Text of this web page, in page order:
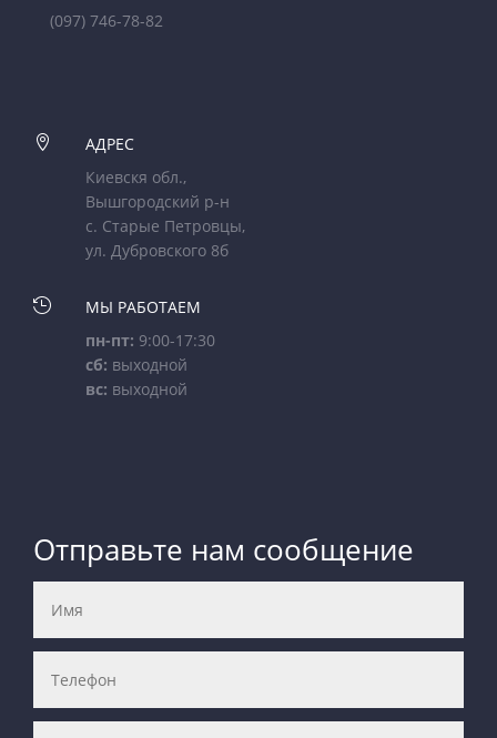
(097) 746-78-82

АДРЕС
Киевскя обл.,
Вышгородский р-н
с. Старые Петровцы,
ул. Дубровского 8б

МЫ РАБОТАЕМ
пн-пт: 9:00-17:30
сб: выходной
вс: выходной
Отправьте нам сообщение